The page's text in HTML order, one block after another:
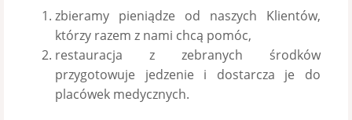
zbieramy pieniądze od naszych Klientów,
którzy razem z nami chcą pomóc,
restauracja z zebranych środków
przygotowuje jedzenie i dostarcza je do
placówek medycznych.